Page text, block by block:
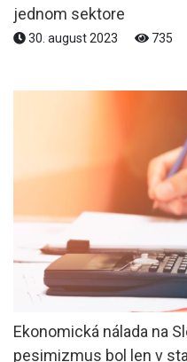
jednom sektore
30. august 2023 735
Ekonomická nálada na
pesimizmus bol len v